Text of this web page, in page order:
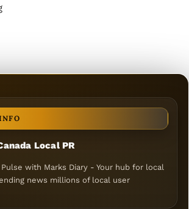
Local PR
Pulse with Marks Diary - Your hub for local
news millions of local user